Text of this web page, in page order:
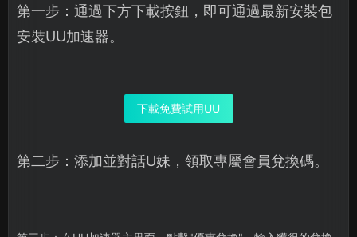
第一步：通過下方下載按鈕，即可通過最新安裝包
安裝UU加速器。
下載免費試用UU
第二步：添加並對話U妹，領取專屬會員兌換碼。